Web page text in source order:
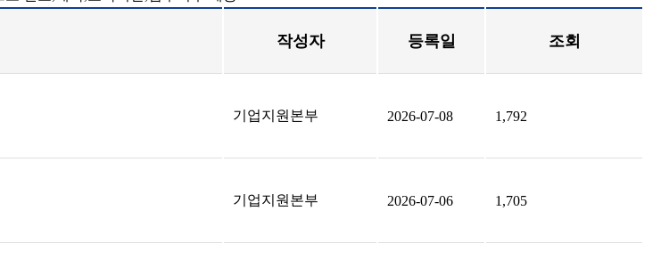
작성자 등록일 조회
기업지원본부 2026-07-08 1,792
기업지원본부 2026-07-06 1,705